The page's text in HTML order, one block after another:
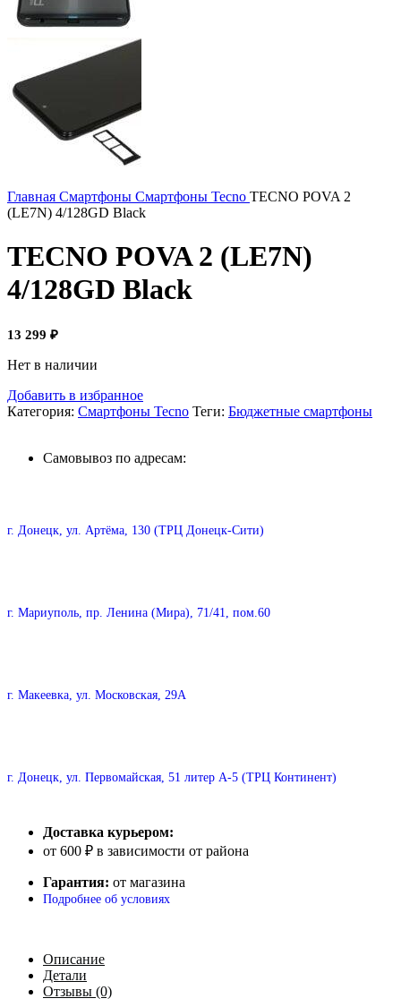
Главная Смартфоны Смартфоны Tecno TECNO POVA 2
(LE7N) 4/128GD Black
TECNO POVA 2 (LE7N)
4/128GD Black
13 299 ₽
Нет в наличии
Добавить в избранное
Категория: Смартфоны Tecno Теги: Бюджетные смартфоны
Самовывоз по адресам:
г. Донецк, ул. Артёма, 130 (ТРЦ Донецк-Сити)
г. Мариуполь, пр. Ленина (Мира), 71/41, пом.60
г. Макеевка, ул. Московская, 29А
г. Донецк, ул. Первомайская, 51 литер А-5 (ТРЦ Континент)
Доставка курьером:
от 600 ₽ в зависимости от района
Гарантия: от магазина
Подробнее об условиях
Описание
Детали
Отзывы (0)